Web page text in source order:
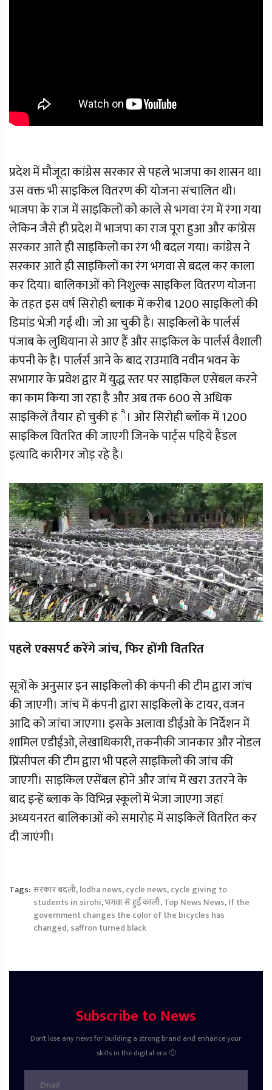
प्रदेश में मौजूदा कांग्रेस सरकार से पहले भाजपा का शासन था।
उस वक्त भी साइकिल वितरण की योजना संचालित थी।
भाजपा के राज में साइकिलों को काले से भगवा रंग में रंगा गया
लेकिन जैसे ही प्रदेश में भाजपा का राज पूरा हुआ और कांग्रेस
सरकार आते ही साइकिलों का रंग भी बदल गया। कांग्रेस ने
सरकार आते ही साइकिलों का रंग भगवा से बदल कर काला
कर दिया। बालिकाओं को निशुल्क साइकिल वितरण योजना
के तहत इस वर्ष सिरोही ब्लाक में करीब 1200 साइकिलों की
डिमांड भेजी गई थी। जो आ चुकी है। साइकिलों के पार्लर्स
पंजाब के लुधियाना से आए हैं और साइकिल के पार्लर्स वैशाली
कंपनी के है। पार्लर्स आने के बाद राउमावि नवीन भवन के
सभागार के प्रवेश द्वार में युद्ध स्तर पर साइकिल एसेंबल करने
का काम किया जा रहा है और अब तक 600 से अधिक
साइकिलें तैयार हो चुकी हंै। ओर सिरोही ब्लॉक में 1200
साइकिल वितरित की जाएगी जिनके पार्ट्स पहिये हैंडल
इत्यादि कारीगर जोड़ रहे है।
पहले एक्सपर्ट करेंगे जांच, फिर होंगी वितरित
सूत्रों के अनुसार इन साइकिलों की कंपनी की टीम द्वारा जांच
की जाएगी। जांच में कंपनी द्वारा साइकिलों के टायर, वजन
आदि को जांचा जाएगा। इसके अलावा डीईओ के निर्देशन में
शामिल एडीईओ, लेखाधिकारी, तकनीकी जानकार और नोडल
प्रिंसीपल की टीम द्वारा भी पहले साइकिलों की जांच की
जाएगी। साइकिल एसेंबल होने और जांच में खरा उतरने के
बाद इन्हें ब्लाक के विभिन्न स्कूलों में भेजा जाएगा जहां
अध्ययनरत बालिकाओं को समारोह में साइकिलें वितरित कर
दी जाएंगी।
Tags: सरकार बदली,lodha news,cycle news,cycle giving to
students in sirohi,भगवा से हुई काली,Top News News,If the
government changes the color of the bicycles has
changed, saffron turned black
Subscribe to News
Don't lose any news for building a strong brand and enhance your
skills in the digital era 🙂